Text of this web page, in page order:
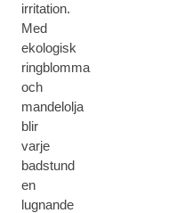
irritation.
Med
ekologisk
ringblomma
och
mandelolja
blir
varje
badstund
en
lugnande